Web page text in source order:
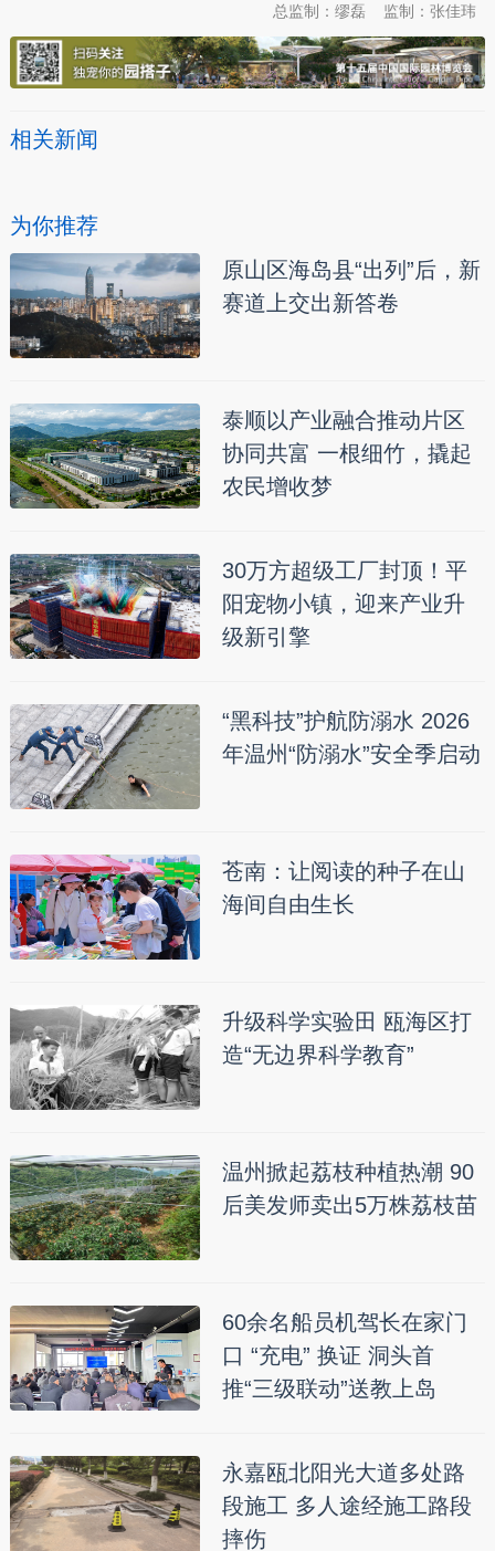
监制：张佳玮
总监制：缪磊
相关新闻
为你推荐
原山区海岛县“出列”后，新
赛道上交出新答卷
泰顺以产业融合推动片区
协同共富 一根细竹，撬起
农民增收梦
30万方超级工厂封顶！平
阳宠物小镇，迎来产业升
级新引擎
“黑科技”护航防溺水 2026
年温州“防溺水”安全季启动
苍南：让阅读的种子在山
海间自由生长
升级科学实验田 瓯海区打
造“无边界科学教育”
温州掀起荔枝种植热潮 90
后美发师卖出5万株荔枝苗
60余名船员机驾长在家门
口 “充电” 换证 洞头首
推“三级联动”送教上岛
永嘉瓯北阳光大道多处路
段施工 多人途经施工路段
摔伤